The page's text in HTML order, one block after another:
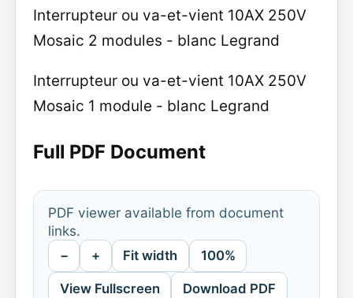
Interrupteur ou va-et-vient 10AX 250V
Mosaic 2 modules - blanc Legrand
Interrupteur ou va-et-vient 10AX 250V
Mosaic 1 module - blanc Legrand
Full PDF Document
PDF viewer available from document
links.
− + Fit width 100%
View Fullscreen Download PDF